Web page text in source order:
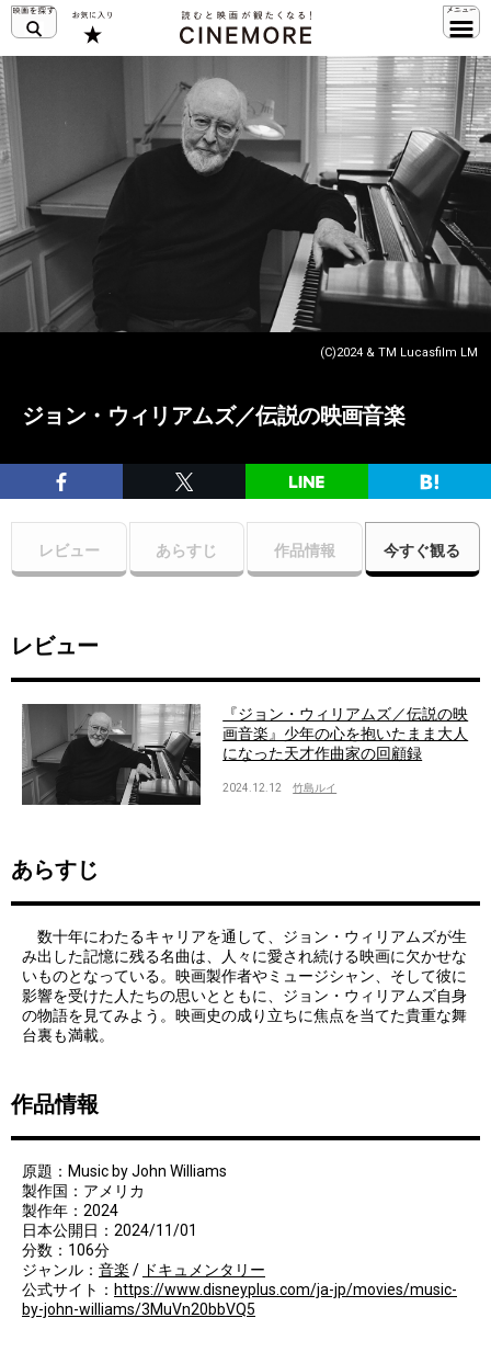
(C)2024 & TM Lucasfilm LM
ジョン・ウィリアムズ／伝説の映画音楽
レビュー あらすじ 作品情報 今すぐ観る
レビュー
『ジョン・ウィリアムズ／伝説の映
画音楽』少年の心を抱いたまま大人
になった天才作曲家の回顧録
2024.12.12 竹島ルイ
あらすじ
数十年にわたるキャリアを通して、ジョン・ウィリアムズが生
み出した記憶に残る名曲は、人々に愛され続ける映画に欠かせな
いものとなっている。映画製作者やミュージシャン、そして彼に
影響を受けた人たちの思いとともに、ジョン・ウィリアムズ自身
の物語を見てみよう。映画史の成り立ちに焦点を当てた貴重な舞
台裏も満載。
作品情報
原題：Music by John Williams
製作国：アメリカ
製作年：2024
日本公開日：2024/11/01
分数：106分
ジャンル： 音楽 / ドキュメンタリー
公式サイト： https://www.disneyplus.com/ja-jp/movies/music-
by-john-williams/3MuVn20bbVQ5